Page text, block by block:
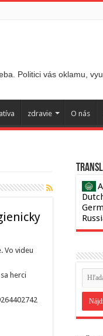
Politici vás oklamu,
zdravie O nás
Vo videu
herci